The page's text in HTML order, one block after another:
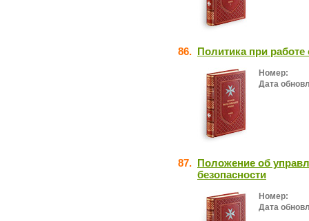
86. Политика при
Номер:
Дата
87. Положение об
безопасности
Номер:
Дата